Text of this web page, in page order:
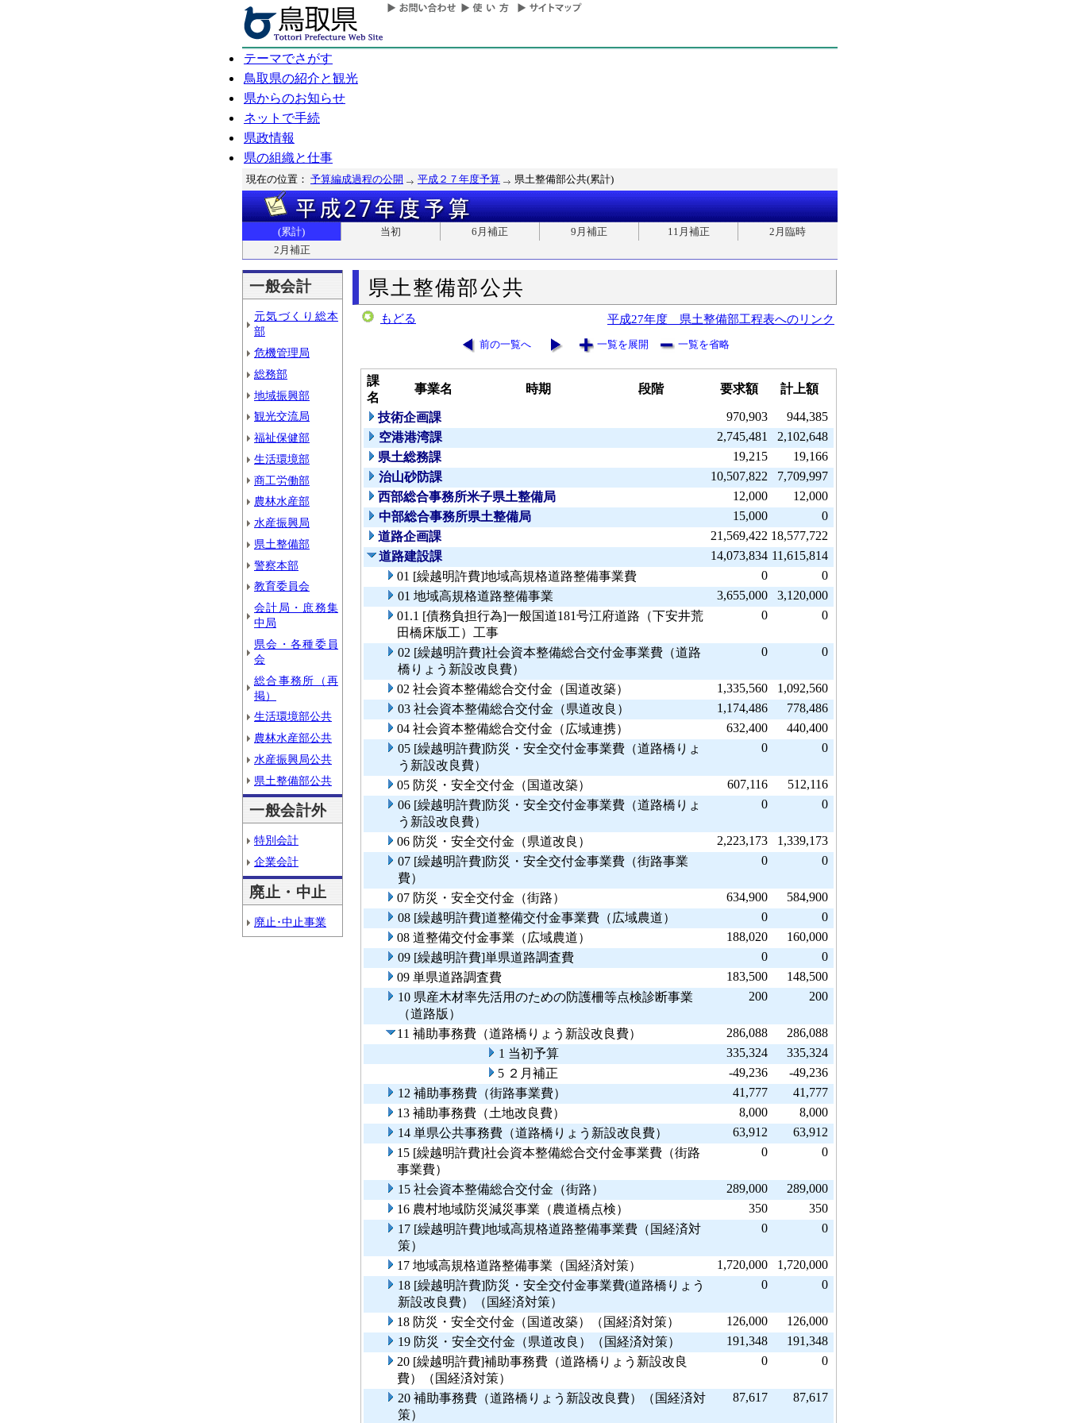
テーマでさがす
鳥取県の紹介と観光
県からのお知らせ
ネットで手続
県政情報
県の組織と仕事
現在の位置： 予算編成過程の公開 平成２７年度予算 県土整備部公共(累計)
(累計) 当初 6月補正 9月補正 11月補正
2月臨時
2月補正
一般会計
元気づくり総本
部
危機管理局
総務部
地域振興部
観光交流局
福祉保健部
生活環境部
商工労働部
農林水産部
水産振興局
県土整備部
警察本部
教育委員会
会計局・庶務集
中局
県会・各種委員
会
総合事務所（再
掲）
生活環境部公共
農林水産部公共
水産振興局公共
県土整備部公共
一般会計外
特別会計
企業会計
廃止・中止
廃止･中止事業
県土整備部公共
もどる 平成27年度 県土整備部工程表へのリンク
前の一覧へ 一覧を展開 一覧を省略
課
名
事業名 時期 段階 要求額 計上額
技術企画課 970,903
944,385
空港港湾課
2,745,481
2,102,648
県土総務課
19,215
19,166
治山砂防課
10,507,822
7,709,997
西部総合事務所米子県土整備局
12,000
12,000
中部総合事務所県土整備局
15,000
0
道路企画課
21,569,422 18,577,722
道路建設課
14,073,834 11,615,814
01 [繰越明許費]地域高規格道路整備事業費
0
0
01 地域高規格道路整備事業
3,655,000
3,120,000
01.1 [債務負担行為]一般国道181号江府道路（下安井荒
田橋床版工）工事
0 0
02 [繰越明許費]社会資本整備総合交付金事業費（道路
橋りょう新設改良費）
0 0
02 社会資本整備総合交付金（国道改築） 1,335,560
1,092,560
03 社会資本整備総合交付金（県道改良）
1,174,486
778,486
04 社会資本整備総合交付金（広域連携）
632,400
440,400
05 [繰越明許費]防災・安全交付金事業費（道路橋りょ
う新設改良費）
0 0
05 防災・安全交付金（国道改築） 607,116
512,116
06 [繰越明許費]防災・安全交付金事業費（道路橋りょ
う新設改良費）
0 0
06 防災・安全交付金（県道改良） 2,223,173
1,339,173
07 [繰越明許費]防災・安全交付金事業費（街路事業
費）
0 0
07 防災・安全交付金（街路） 634,900
584,900
08 [繰越明許費]道整備交付金事業費（広域農道）
0
0
08 道整備交付金事業（広域農道）
188,020
160,000
09 [繰越明許費]単県道路調査費
0
0
09 単県道路調査費
183,500
148,500
10 県産木材率先活用のための防護柵等点検診断事業
（道路版）
200 200
11 補助事務費（道路橋りょう新設改良費） 286,088
286,088
1 当初予算
335,324
335,324
5 ２月補正
-49,236
-49,236
12 補助事務費（街路事業費）
41,777
41,777
13 補助事務費（土地改良費）
8,000
8,000
14 単県公共事務費（道路橋りょう新設改良費）
63,912
63,912
15 [繰越明許費]社会資本整備総合交付金事業費（街路
事業費）
0 0
15 社会資本整備総合交付金（街路） 289,000
289,000
16 農村地域防災減災事業（農道橋点検）
350
350
17 [繰越明許費]地域高規格道路整備事業費（国経済対
策）
0 0
17 地域高規格道路整備事業（国経済対策） 1,720,000
1,720,000
18 [繰越明許費]防災・安全交付金事業費(道路橋りょう
新設改良費）（国経済対策）
0 0
18 防災・安全交付金（国道改築）（国経済対策） 126,000
126,000
19 防災・安全交付金（県道改良）（国経済対策）
191,348
191,348
20 [繰越明許費]補助事務費（道路橋りょう新設改良
費）（国経済対策）
0 0
20 補助事務費（道路橋りょう新設改良費）（国経済対
策）
87,617 87,617